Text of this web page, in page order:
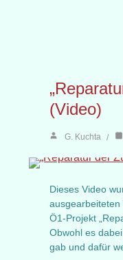
(Video)
G. Kuchta
Dieses Video
ausgearbeiteten
Ö1-Projekt
Obwohl es
gab und dafür